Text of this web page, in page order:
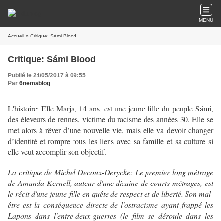
MENU
Accueil » Critique: Sámi Blood
Critique: Sámi Blood
Publié le 24/05/2017 à 09:55
Par 6nemablog
L'histoire: Elle Marja, 14 ans, est une jeune fille du peuple Sámi,
des éleveurs de rennes, victime du racisme des années 30. Elle se
met alors à rêver d’une nouvelle vie, mais elle va devoir changer
d’identité et rompre tous les liens avec sa famille et sa culture si
elle veut accomplir son objectif.
La critique de Michel Decoux-Derycke: Le premier long métrage
de Amanda Kernell, auteur d'une dizaine de courts métrages, est
le récit d'une jeune fille en quête de respect et de liberté. Son mal-
être est la conséquence directe de l'ostracisme ayant frappé les
Lapons dans l'entre-deux-guerres (le film se déroule dans les